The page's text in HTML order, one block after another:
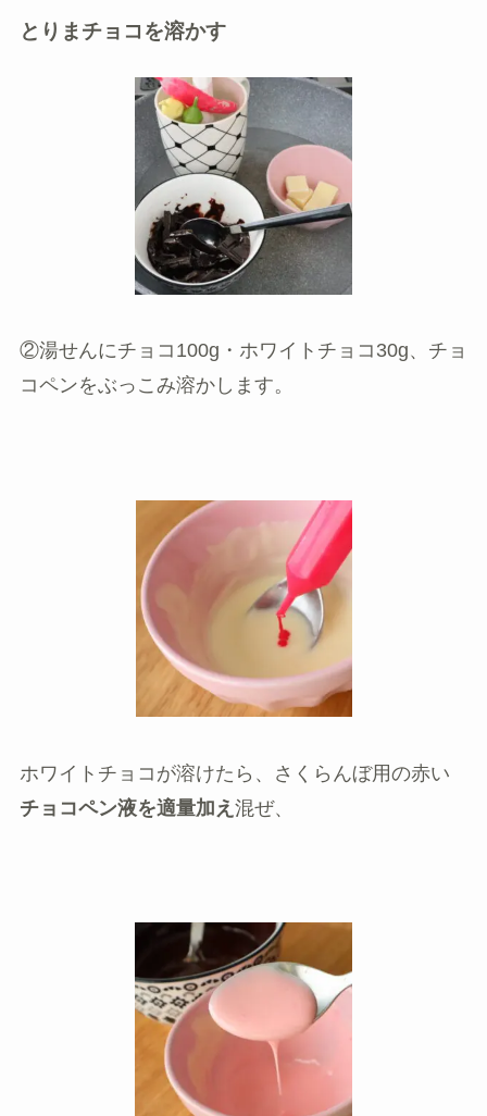
とりまチョコを溶かす
②湯せんにチョコ100g・ホワイトチョコ30g、チョ
コペンをぶっこみ溶かします。
ホワイトチョコが溶けたら、さくらんぼ用の赤い
チョコペン液を適量加え 混ぜ、